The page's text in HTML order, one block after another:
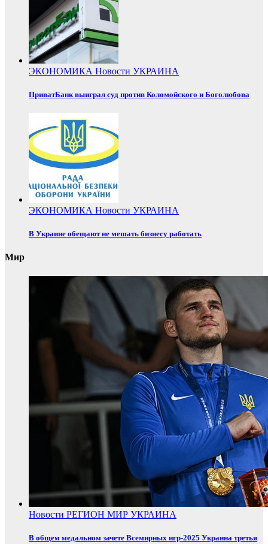
ЭКОНОМИКА Новости УКРАИНА
ПриватБанк выиграл суд против Коломойского и Боголюбова
ЭКОНОМИКА Новости УКРАИНА
В Украине обещают не мешать бизнесу работать
Мир
Новости РЕГИОН МИР УКРАИНА
В общем медальном зачете Всемирных игр-2025 Украина третья